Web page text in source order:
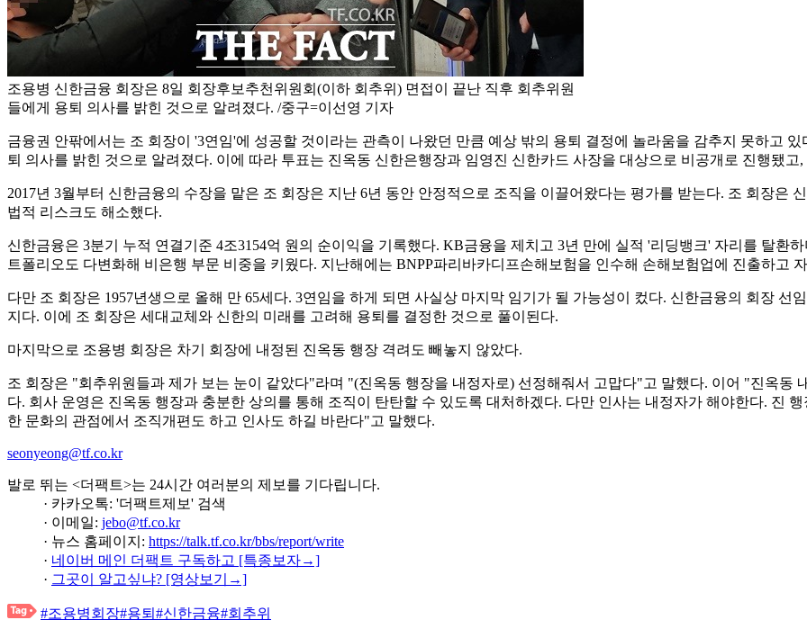
조용병 신한금융 회장은 8일 회장후보추천위원회(이하 회추위) 면접이 끝난 직후 회추위원
들에게 용퇴 의사를 밝힌 것으로 알려졌다. /중구=이선영 기자
금융권 안팎에서는 조 회장이 '3연임'에 성공할 것이라는 관측이 나왔던 만큼 예상 밖의 용퇴 결정에 놀라움을 감추지 못하고
퇴 의사를 밝힌 것으로 알려졌다. 이에 따라 투표는 진옥동 신한은행장과 임영진 신한카드 사장을 대상으로 비공개로 진행됐
2017년 3월부터 신한금융의 수장을 맡은 조 회장은 지난 6년 동안 안정적으로 조직을 이끌어왔다는 평가를 받는다. 조 회장은
법적 리스크도 해소했다.
신한금융은 3분기 누적 연결기준 4조3154억 원의 순이익을 기록했다. KB금융을 제치고 3년 만에 실적 '리딩뱅크' 자리를 탈환
트폴리오도 다변화해 비은행 부문 비중을 키웠다. 지난해에는 BNPP파리바카디프손해보험을 인수해 손해보험업에 진출하고
다만 조 회장은 1957년생으로 올해 만 65세다. 3연임을 하게 되면 사실상 마지막 임기가 될 가능성이 컸다. 신한금융의 회장 선
지다. 이에 조 회장은 세대교체와 신한의 미래를 고려해 용퇴를 결정한 것으로 풀이된다.
마지막으로 조용병 회장은 차기 회장에 내정된 진옥동 행장 격려도 빼놓지 않았다.
조 회장은 "회추위원들과 제가 보는 눈이 같았다"라며 "(진옥동 행장을 내정자로) 선정해줘서 고맙다"고 말했다. 이어 "진옥동
다. 회사 운영은 진옥동 행장과 충분한 상의를 통해 조직이 탄탄할 수 있도록 대처하겠다. 다만 인사는 내정자가 해야한다. 진
한 문화의 관점에서 조직개편도 하고 인사도 하길 바란다"고 말했다.
seonyeong@tf.co.kr
발로 뛰는 <더팩트>는 24시간 여러분의 제보를 기다립니다.
· 카카오톡: '더팩트제보' 검색
· 이메일: jebo@tf.co.kr
· 뉴스 홈페이지: https://talk.tf.co.kr/bbs/report/write
· 네이버 메인 더팩트 구독하고 [특종보자→]
· 그곳이 알고싶냐? [영상보기→]
#조용병회장#용퇴 #신한금융#회추위